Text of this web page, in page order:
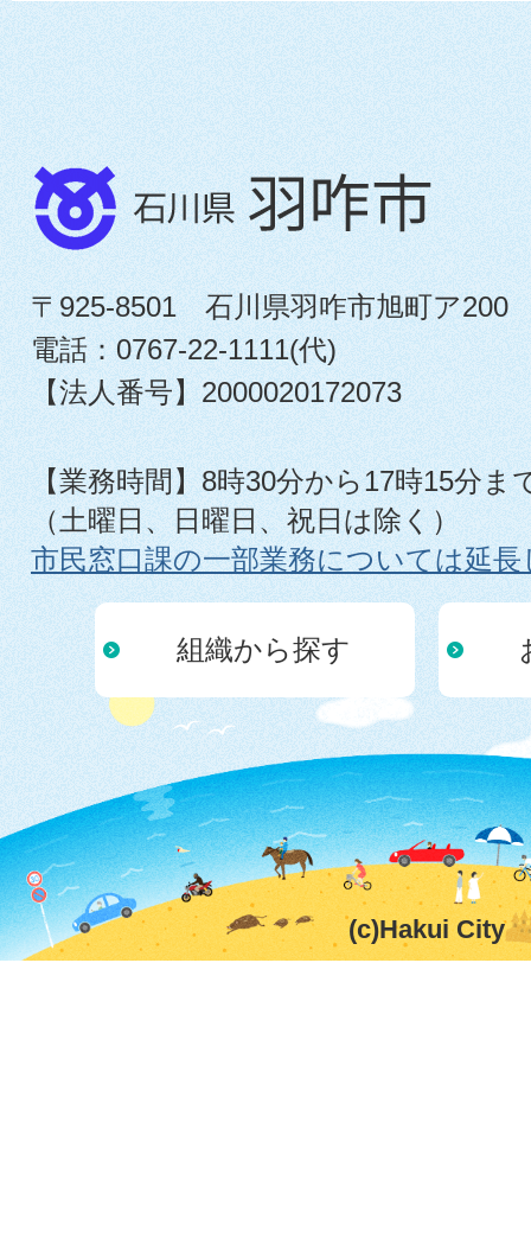
〒925-8501 石川県羽咋市旭町ア200
電話：0767-22-1111(代)
【法人番号】2000020172073
【業務時間】8時30分から17時15分ま
（土曜日、日曜日、祝日は除く）
市民窓口課の一部業務については延
組織から探す
(c)Hakui City